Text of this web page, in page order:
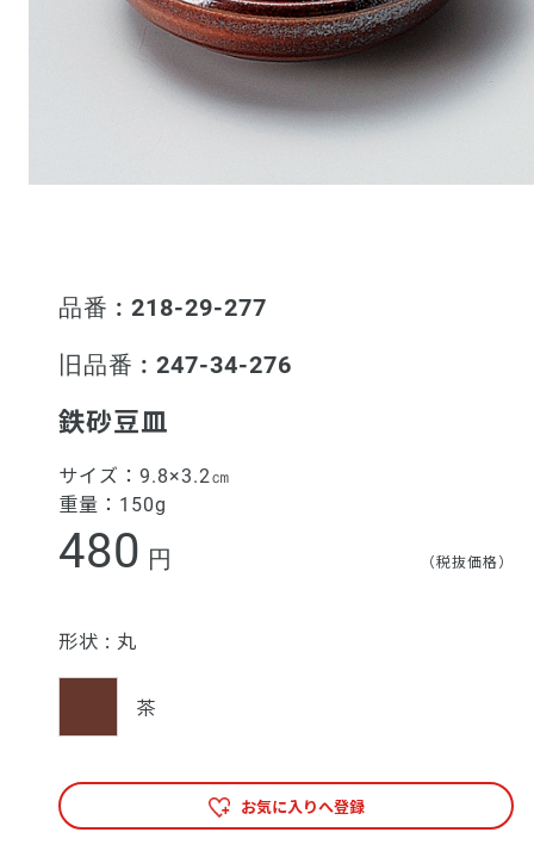
品番 : 218-29-277
旧品番 : 247-34-276
鉄砂豆皿
サイズ： 9.8×3.2㎝
重量： 150g
480 円 （税抜価格）
形状 : 丸
茶
お気に入りへ登録